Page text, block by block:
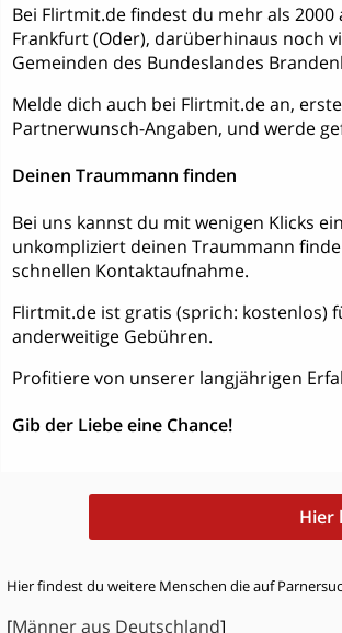
Bei Flirtmit.de findest du mehr als
Frankfurt (Oder), darüberhinaus noch
Gemeinden des Bundeslandes
Melde dich auch bei Flirtmit.de an,
Partnerwunsch-Angaben, und werde
Deinen Traummann finden
Bei uns kannst du mit wenigen Klicks
unkompliziert deinen Traummann
schnellen Kontaktaufnahme.
Flirtmit.de ist gratis (sprich: kostenlos)
anderweitige Gebühren.
Profitiere von unserer langjährigen
Gib der Liebe eine Chance!
Hier
Hier findest du weitere Menschen die auf
[Männer aus Deutschland]